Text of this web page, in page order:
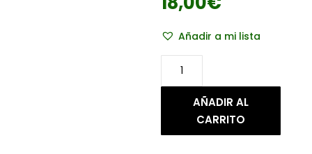
Añadir a mi lista
AÑADIR AL
CARRITO